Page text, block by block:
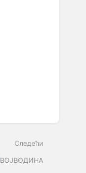
Следећи
ВОЈВОДИНА